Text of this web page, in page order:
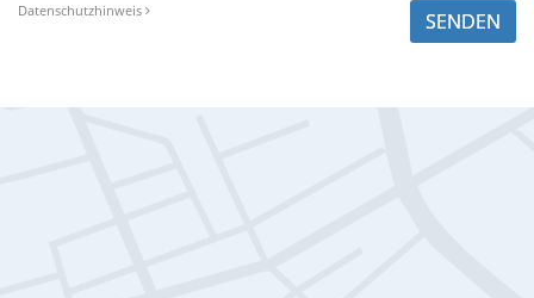
Datenschutzhinweis SENDEN